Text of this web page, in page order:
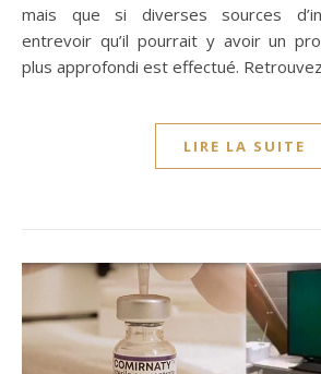
mais que si diverses sources
entrevoir qu’il pourrait y avoir un
plus approfondi est effectué.
LIRE LA SUITE